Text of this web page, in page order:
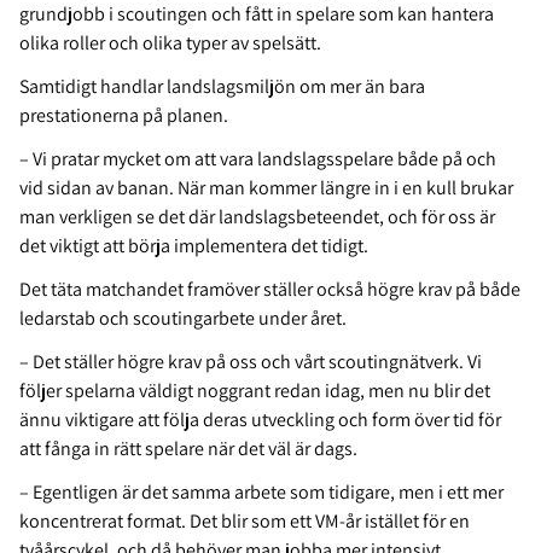
grundjobb i scoutingen och fått in spelare som kan hantera
olika roller och olika typer av spelsätt.
Samtidigt handlar landslagsmiljön om mer än bara
prestationerna på planen.
– Vi pratar mycket om att vara landslagsspelare både på och
vid sidan av banan. När man kommer längre in i en kull brukar
man verkligen se det där landslagsbeteendet, och för oss är
det viktigt att börja implementera det tidigt.
Det täta matchandet framöver ställer också högre krav på både
ledarstab och scoutingarbete under året.
– Det ställer högre krav på oss och vårt scoutingnätverk. Vi
följer spelarna väldigt noggrant redan idag, men nu blir det
ännu viktigare att följa deras utveckling och form över tid för
att fånga in rätt spelare när det väl är dags.
– Egentligen är det samma arbete som tidigare, men i ett mer
koncentrerat format. Det blir som ett VM-år istället för en